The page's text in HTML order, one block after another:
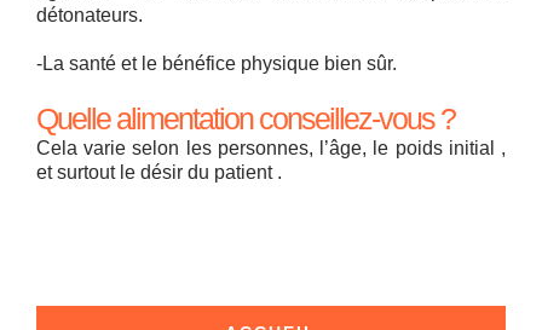
détonateurs.
-La santé et le bénéfice physique bien sûr.
Quelle alimentation conseillez-vous ?
Cela varie selon les personnes, l’âge, le poids initial ,
et surtout le désir du patient .